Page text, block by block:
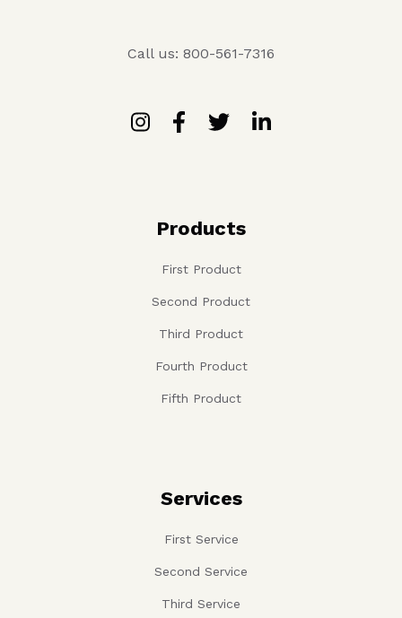
Call us: 800-561-7316
Products
First Product
Second Product
Third Product
Fourth Product
Fifth Product
Services
First Service
Second Service
Third Service